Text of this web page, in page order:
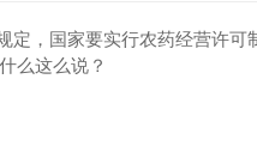
定，国家要实行农药经营许
么这么说？